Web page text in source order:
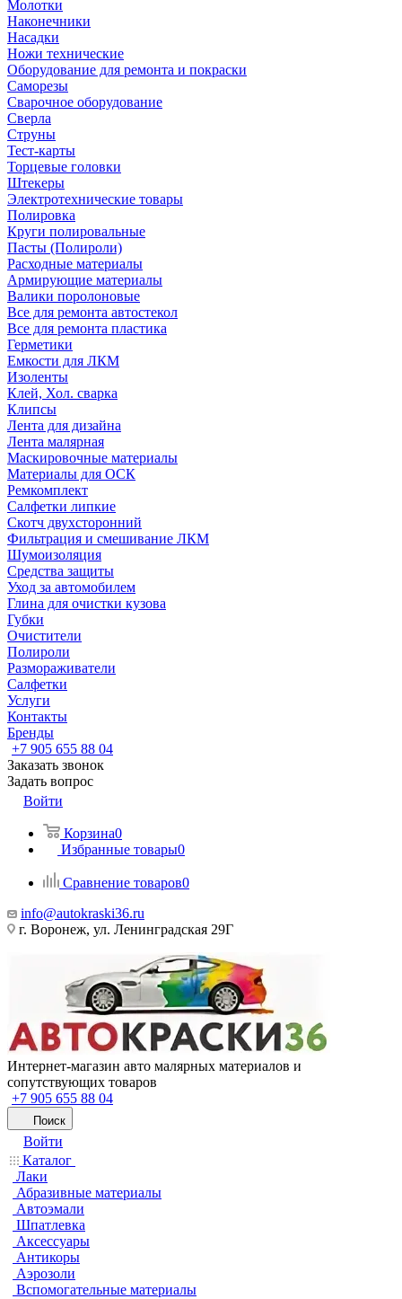
Молотки
Наконечники
Насадки
Ножи технические
Оборудование для ремонта и покраски
Саморезы
Сварочное оборудование
Сверла
Струны
Тест-карты
Торцевые головки
Штекеры
Электротехнические товары
Полировка
Круги полировальные
Пасты (Полироли)
Расходные материалы
Армирующие материалы
Валики поролоновые
Все для ремонта автостекол
Все для ремонта пластика
Герметики
Емкости для ЛКМ
Изоленты
Клей, Хол. сварка
Клипсы
Лента для дизайна
Лента малярная
Маскировочные материалы
Материалы для ОСК
Ремкомплект
Салфетки липкие
Скотч двухсторонний
Фильтрация и смешивание ЛКМ
Шумоизоляция
Средства защиты
Уход за автомобилем
Глина для очистки кузова
Губки
Очистители
Полироли
Размораживатели
Салфетки
Услуги
Контакты
Бренды
+7 905 655 88 04
Заказать звонок
Задать вопрос
Войти
Корзина0
Избранные товары0
Сравнение товаров0
info@autokraski36.ru
г. Воронеж, ул. Ленинградская 29Г
Интернет-магазин авто малярных материалов и
сопутствующих товаров
+7 905 655 88 04
Поиск
Войти
Каталог
Лаки
Абразивные материалы
Автоэмали
Шпатлевка
Аксессуары
Антикоры
Аэрозоли
Вспомогательные материалы